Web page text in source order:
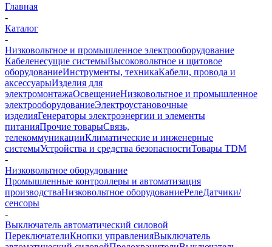
Главная
-
Каталог
-
Низковольтное и промышленное электрооборудование
Кабеленесущие системыВысоковольтное и щитовое
оборудованиеИнструменты, техникаКабели, провода и
аксессуарыИзделия для
электромонтажаОсвещениеНизковольтное и промышленное
электрооборудованиеЭлектроустановочные
изделияГенераторы электроэнергии и элементы
питанияПрочие товарыСвязь,
телекоммуникацииКлиматические и инженерные
системыУстройства и средства безопасностиТовары TDM
-
Низковольтное оборудование
Промышленные контроллеры и автоматизация
производстваНизковольтное оборудованиеРелеДатчики/
сенсоры
-
Выключатель автоматический силовой
ПереключателиКнопки управленияВыключатель